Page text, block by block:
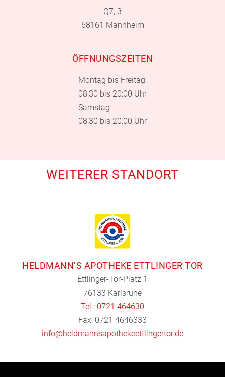
Q7, 3
68161 Mannheim
ÖFFNUNGSZEITEN
Montag bis Freitag
08:30 bis 20:00 Uhr
Samstag
08:30 bis 20:00 Uhr
WEITERER STANDORT
HELDMANN‘S APOTHEKE ETTLINGER TOR
Ettlinger-Tor-Platz 1
76133 Karlsruhe
Tel.: 0721 464630
Fax: 0721 4646333
info@heldmannsapothekeettlingertor.de